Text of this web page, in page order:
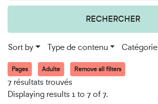
RECHERCHER
Sort by Type de contenu Catégorie
Pages Adulte Remove all filters
7 résultats trouvés
Displaying results 1 to 7 of 7.